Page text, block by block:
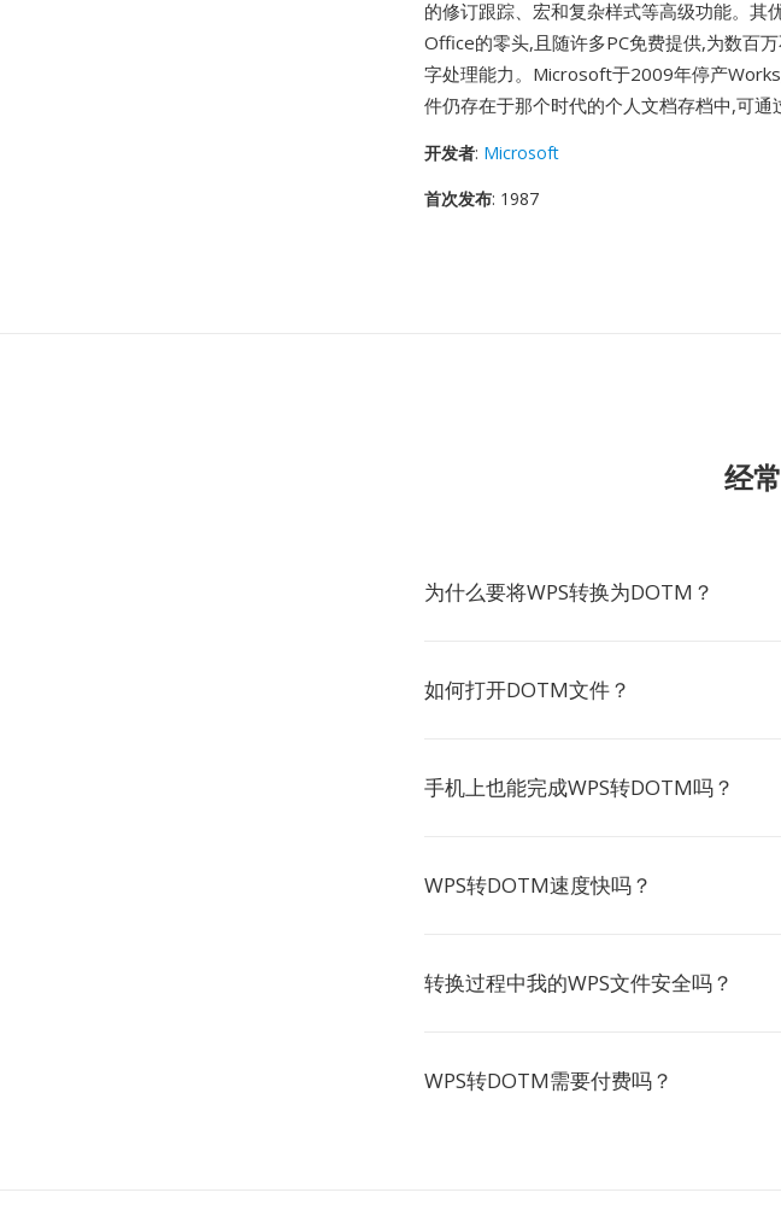
的修订跟踪、宏和复杂样式等高级功能。
Office的零头,且随许多PC免费提供,为数百
字处理能力。Microsoft于2009年停产
件仍存在于那个时代的个人文档存档中,可
开发者: Microsoft
首次发布: 1987
经
为什么要将WPS转换为DOTM？
如何打开DOTM文件？
手机上也能完成WPS转DOTM吗？
WPS转DOTM速度快吗？
转换过程中我的WPS文件安全吗？
WPS转DOTM需要付费吗？